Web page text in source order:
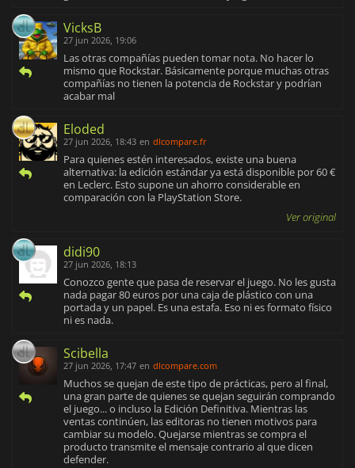
VicksB
27 jun 2026, 19:06
Las otras compañías pueden tomar nota. No hacer lo
mismo que Rockstar. Básicamente porque muchas otras
compañías no tienen la potencia de Rockstar y podrían
acabar mal
Eloded
27 jun 2026, 18:43 en dlcompare.fr
Para quienes estén interesados, existe una buena
alternativa: la edición estándar ya está disponible por 60 €
en Leclerc. Esto supone un ahorro considerable en
comparación con la PlayStation Store.
Ver original
didi90
27 jun 2026, 18:13
Conozco gente que pasa de reservar el juego. No les gusta
nada pagar 80 euros por una caja de plástico con una
portada y un papel. Es una estafa. Eso ni es formato físico
ni es nada.
Scibella
27 jun 2026, 17:47 en dlcompare.com
Muchos se quejan de este tipo de prácticas, pero al final,
una gran parte de quienes se quejan seguirán comprando
el juego... o incluso la Edición Definitiva. Mientras las
ventas continúen, las editoras no tienen motivos para
cambiar su modelo. Quejarse mientras se compra el
producto transmite el mensaje contrario al que dicen
defender.